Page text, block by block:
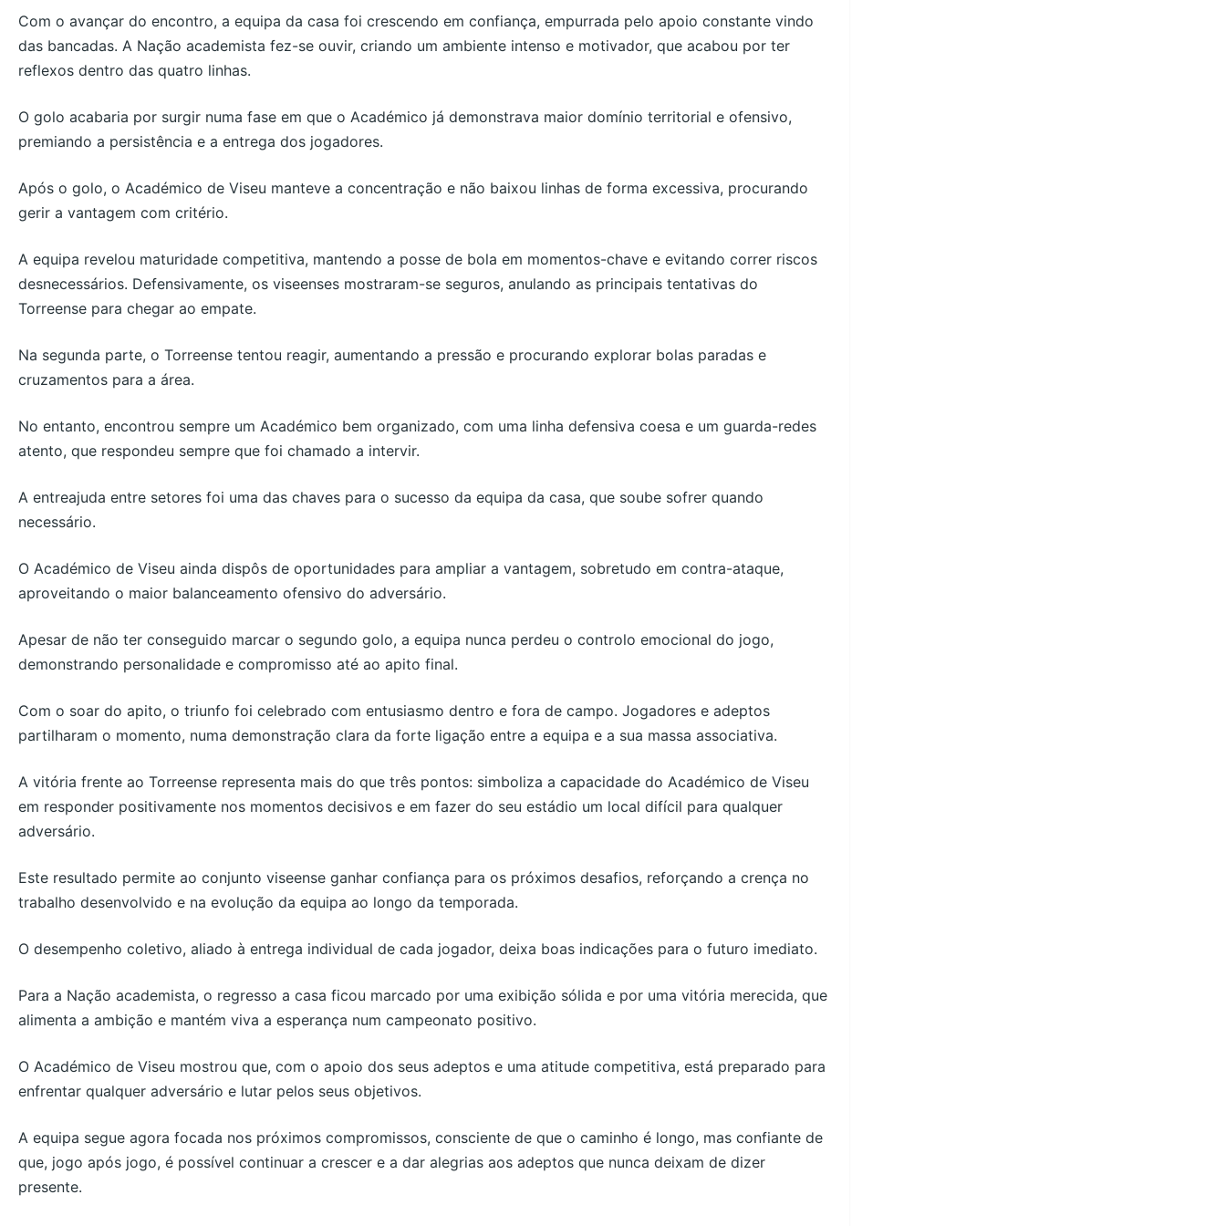
Com o avançar do encontro, a equipa da casa foi crescendo em confiança, empurrada pelo apoio constante vindo
das bancadas. A Nação academista fez-se ouvir, criando um ambiente intenso e motivador, que acabou por ter
reflexos dentro das quatro linhas.
O golo acabaria por surgir numa fase em que o Académico já demonstrava maior domínio territorial e ofensivo,
premiando a persistência e a entrega dos jogadores.
Após o golo, o Académico de Viseu manteve a concentração e não baixou linhas de forma excessiva, procurando
gerir a vantagem com critério.
A equipa revelou maturidade competitiva, mantendo a posse de bola em momentos-chave e evitando correr riscos
desnecessários. Defensivamente, os viseenses mostraram-se seguros, anulando as principais tentativas do
Torreense para chegar ao empate.
Na segunda parte, o Torreense tentou reagir, aumentando a pressão e procurando explorar bolas paradas e
cruzamentos para a área.
No entanto, encontrou sempre um Académico bem organizado, com uma linha defensiva coesa e um guarda-redes
atento, que respondeu sempre que foi chamado a intervir.
A entreajuda entre setores foi uma das chaves para o sucesso da equipa da casa, que soube sofrer quando
necessário.
O Académico de Viseu ainda dispôs de oportunidades para ampliar a vantagem, sobretudo em contra-ataque,
aproveitando o maior balanceamento ofensivo do adversário.
Apesar de não ter conseguido marcar o segundo golo, a equipa nunca perdeu o controlo emocional do jogo,
demonstrando personalidade e compromisso até ao apito final.
Com o soar do apito, o triunfo foi celebrado com entusiasmo dentro e fora de campo. Jogadores e adeptos
partilharam o momento, numa demonstração clara da forte ligação entre a equipa e a sua massa associativa.
A vitória frente ao Torreense representa mais do que três pontos: simboliza a capacidade do Académico de Viseu
em responder positivamente nos momentos decisivos e em fazer do seu estádio um local difícil para qualquer
adversário.
Este resultado permite ao conjunto viseense ganhar confiança para os próximos desafios, reforçando a crença no
trabalho desenvolvido e na evolução da equipa ao longo da temporada.
O desempenho coletivo, aliado à entrega individual de cada jogador, deixa boas indicações para o futuro imediato.
Para a Nação academista, o regresso a casa ficou marcado por uma exibição sólida e por uma vitória merecida, que
alimenta a ambição e mantém viva a esperança num campeonato positivo.
O Académico de Viseu mostrou que, com o apoio dos seus adeptos e uma atitude competitiva, está preparado para
enfrentar qualquer adversário e lutar pelos seus objetivos.
A equipa segue agora focada nos próximos compromissos, consciente de que o caminho é longo, mas confiante de
que, jogo após jogo, é possível continuar a crescer e a dar alegrias aos adeptos que nunca deixam de dizer
presente.